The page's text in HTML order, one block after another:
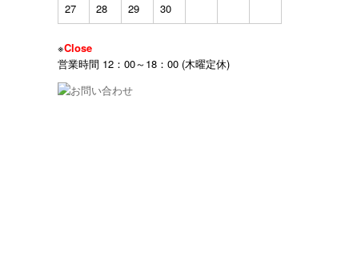
27
28 29 30
※Close
営業時間 12：00～18：00 (木曜定休)